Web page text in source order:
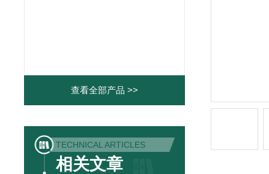
查看全部产品 >>
TECHNICAL ARTICLES
相关文章